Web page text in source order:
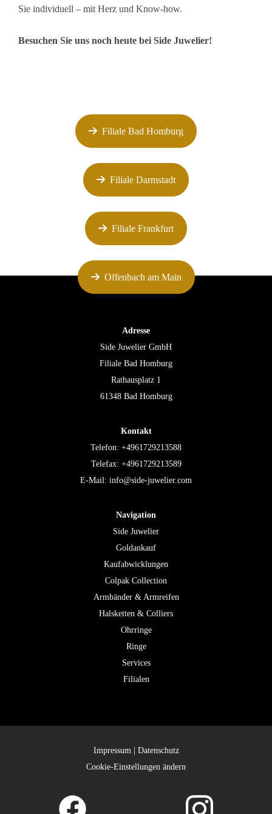
Sie individuell – mit Herz und Know-how.
Besuchen Sie uns noch heute bei Side Juwelier!
Filiale Bad Homburg
Filiale Darmstadt
Filiale Frankfurt
Offenbach am Main
Adresse
Side Juwelier GmbH
Filiale Bad Homburg
Rathausplatz 1
61348 Bad Homburg
Kontakt
Telefon: +4961729213588
Telefax: +4961729213589
E-Mail: info@side-juwelier.com
Navigation
Side Juwelier
Goldankauf
Kaufabwicklungen
Colpak Collection
Armbänder & Armreifen
Halsketten & Colliers
Ohrringe
Ringe
Services
Filialen
Impressum | Datenschutz
Cookie-Einstellungen ändern